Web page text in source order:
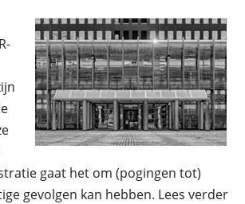
gaat het om (pogingen tot)
gevolgen kan hebben. Lees verder